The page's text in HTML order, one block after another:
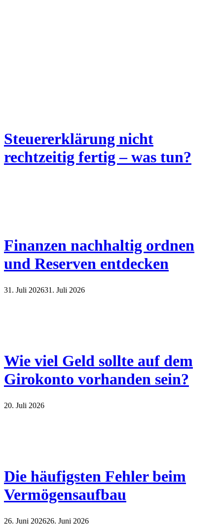
Steuererklärung nicht
rechtzeitig fertig – was tun?
Finanzen nachhaltig ordnen
und Reserven entdecken
31. Juli 202631. Juli 2026
Wie viel Geld sollte auf dem
Girokonto vorhanden sein?
20. Juli 2026
Die häufigsten Fehler beim
Vermögensaufbau
26. Juni 202626. Juni 2026